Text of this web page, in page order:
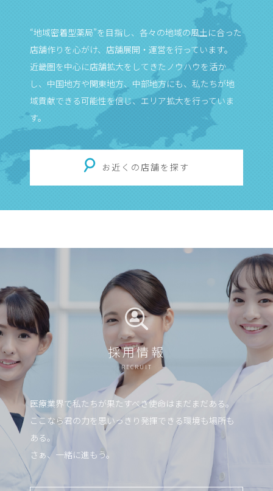
“地域密着型薬局”を目指し、各々の地域の風土に合った
店舗作りを心がけ、店舗展開・運営を行っています。
近畿圏を中心に店舗拡大をしてきたノウハウを活か
し、中国地方や関東地方、中部地方にも、私たちが地
域貢献できる可能性を信じ、エリア拡大を行っていま
す。
お近くの店舗を探す
採用情報
RECRUIT
医療業界で私たちが果たすべき使命はまだまだある。
ここなら君の力を思いっきり発揮できる環境も場所も
ある。
さぁ、一緒に進もう。